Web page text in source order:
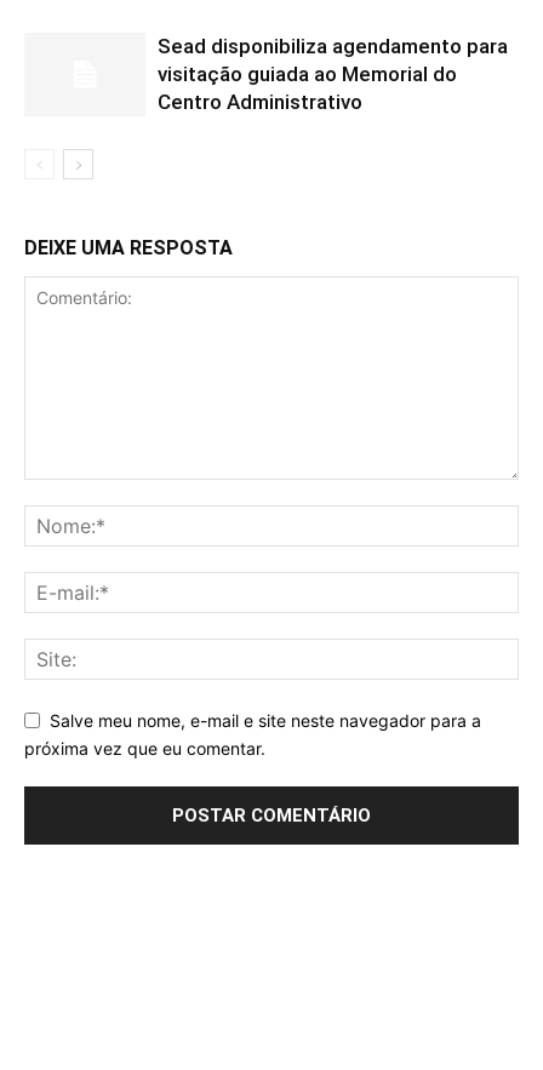
Sead disponibiliza agendamento para
visitação guiada ao Memorial do
Centro Administrativo
DEIXE UMA RESPOSTA
Salve meu nome, e-mail e site neste navegador para a
próxima vez que eu comentar.